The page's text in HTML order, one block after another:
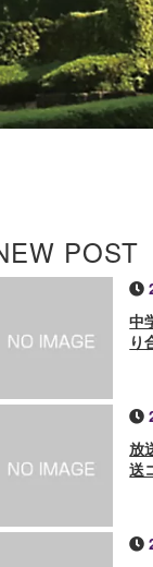
POST
中
り
放
送